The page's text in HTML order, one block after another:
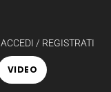
ACCEDI / REGISTRATI
VIDEO